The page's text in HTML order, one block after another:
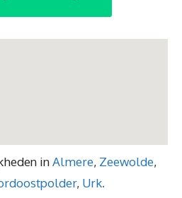
inAlmere, Zeewolde,
, Urk.